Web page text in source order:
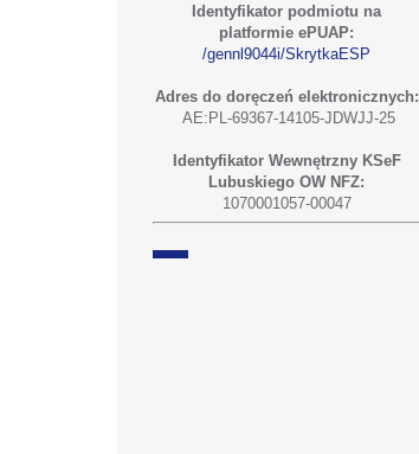
Identyfikator podmiotu na
platformie ePUAP:
/gennl9044i/SkrytkaESP
Adres do doręczeń elektronicznych:
AE:PL-69367-14105-JDWJJ-25
Identyfikator Wewnętrzny KSeF
Lubuskiego OW NFZ:
1070001057-00047